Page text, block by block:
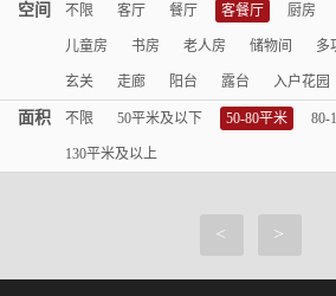
空间 不限 客厅 餐厅 客餐厅 厨房
儿童房 书房 老人房 储物间 多
玄关 走廊 阳台 露台 入户花园
面积 不限 50平米及以下 50-80平米 80-
130平米及以上
< >